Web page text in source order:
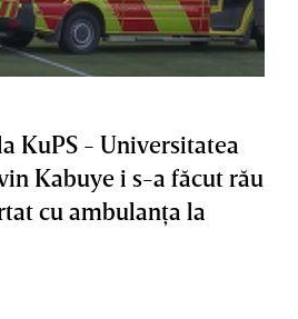
KuPS - Universitatea
Kabuye i s-a făcut rău
cu ambulanţa la